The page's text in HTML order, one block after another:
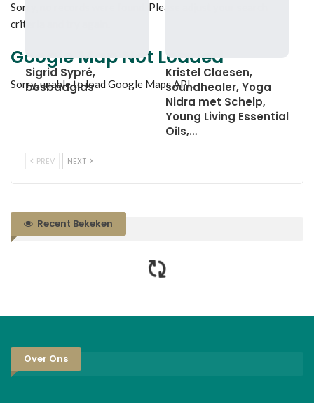
Sorry, no records were found. Please adjust your search
criteria and try again.
Google Map Not Loaded
Sorry, unable to load Google Maps API.
Sigrid Sypré,
bosbadgids
Kristel Claesen,
soundhealer, Yoga
Nidra met Schelp,
Young Living Essential
Oils,…
PREV NEXT
Recent Bekeken
Over Ons